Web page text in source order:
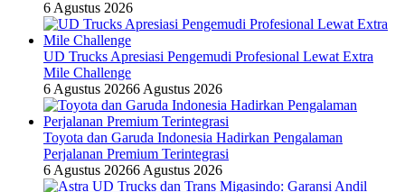
6 Agustus 2026
UD Trucks Apresiasi Pengemudi Profesional Lewat Extra
Mile Challenge
6 Agustus 20266 Agustus 2026
Toyota dan Garuda Indonesia Hadirkan Pengalaman
Perjalanan Premium Terintegrasi
6 Agustus 20266 Agustus 2026